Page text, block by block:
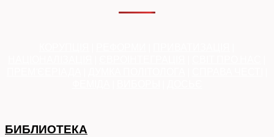
БИБЛИОТЕКА